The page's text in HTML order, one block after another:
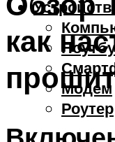
Модем
Роутер
как